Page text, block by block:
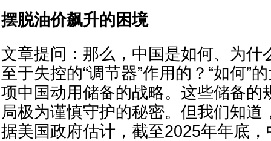
摆脱油价飙升的困境
文章提问：那么，中国是如何、为什
至于失控的“调节器”作用的？“如何”
项中国动用储备的战略。这些储备的
局极为谨慎守护的秘密。但我们知道
据美国政府估计，截至2025年年底